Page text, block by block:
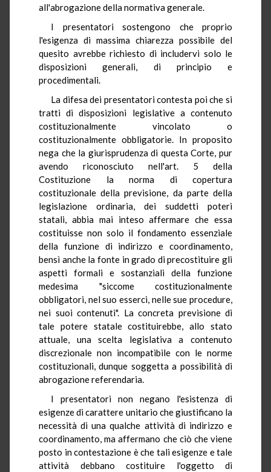
all'abrogazione della normativa generale.
I presentatori sostengono che proprio
l'esigenza di massima chiarezza possibile del
quesito avrebbe richiesto di includervi solo le
disposizioni generali, di principio e
procedimentali.
La difesa dei presentatori contesta poi che si
tratti di disposizioni legislative a contenuto
costituzionalmente vincolato o
costituzionalmente obbligatorie. In proposito
nega che la giurisprudenza di questa Corte, pur
avendo riconosciuto nell'art. 5 della
Costituzione la norma di copertura
costituzionale della previsione, da parte della
legislazione ordinaria, dei suddetti poteri
statali, abbia mai inteso affermare che essa
costituisse non solo il fondamento essenziale
della funzione di indirizzo e coordinamento,
bensì anche la fonte in grado di precostituire gli
aspetti formali e sostanziali della funzione
medesima "siccome costituzionalmente
obbligatori, nel suo esserci, nelle sue procedure,
nei suoi contenuti". La concreta previsione di
tale potere statale costituirebbe, allo stato
attuale, una scelta legislativa a contenuto
discrezionale non incompatibile con le norme
costituzionali, dunque soggetta a possibilità di
abrogazione referendaria.
I presentatori non negano l'esistenza di
esigenze di carattere unitario che giustificano la
necessità di una qualche attività di indirizzo e
coordinamento, ma affermano che ciò che viene
posto in contestazione è che tali esigenze e tale
attività debbano costituire l'oggetto di